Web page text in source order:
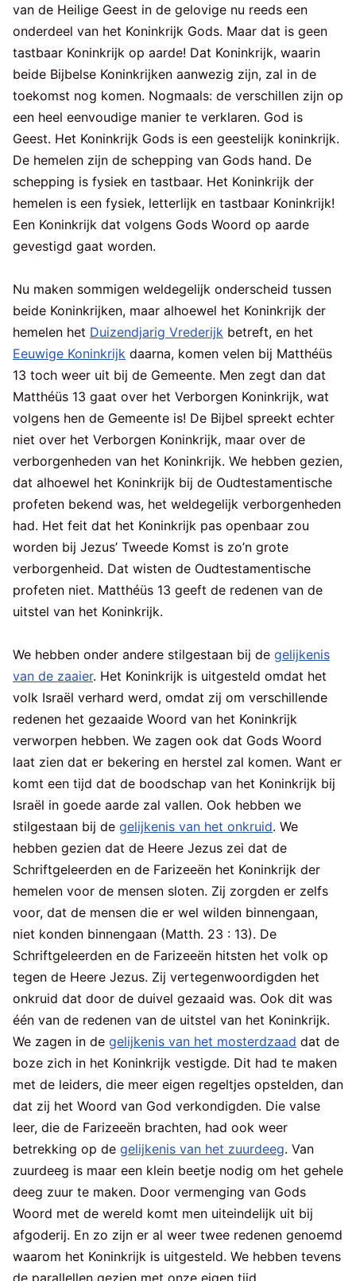
van de Heilige Geest in de gelovige nu reeds een
onderdeel van het Koninkrijk Gods. Maar dat is geen
tastbaar Koninkrijk op aarde! Dat Koninkrijk, waarin
beide Bijbelse Koninkrijken aanwezig zijn, zal in de
toekomst nog komen. Nogmaals: de verschillen zijn op
een heel eenvoudige manier te verklaren. God is
Geest. Het Koninkrijk Gods is een geestelijk koninkrijk.
De hemelen zijn de schepping van Gods hand. De
schepping is fysiek en tastbaar. Het Koninkrijk der
hemelen is een fysiek, letterlijk en tastbaar Koninkrijk!
Een Koninkrijk dat volgens Gods Woord op aarde
gevestigd gaat worden.
Nu maken sommigen weldegelijk onderscheid tussen
beide Koninkrijken, maar alhoewel het Koninkrijk der
hemelen het Duizendjarig Vrederijk betreft, en het
Eeuwige Koninkrijk daarna, komen velen bij Matthéüs
13 toch weer uit bij de Gemeente. Men zegt dan dat
Matthéüs 13 gaat over het Verborgen Koninkrijk, wat
volgens hen de Gemeente is! De Bijbel spreekt echter
niet over het Verborgen Koninkrijk, maar over de
verborgenheden van het Koninkrijk. We hebben gezien,
dat alhoewel het Koninkrijk bij de Oudtestamentische
profeten bekend was, het weldegelijk verborgenheden
had. Het feit dat het Koninkrijk pas openbaar zou
worden bij Jezus’ Tweede Komst is zo’n grote
verborgenheid. Dat wisten de Oudtestamentische
profeten niet. Matthéüs 13 geeft de redenen van de
uitstel van het Koninkrijk.
We hebben onder andere stilgestaan bij de gelijkenis
van de zaaier. Het Koninkrijk is uitgesteld omdat het
volk Israël verhard werd, omdat zij om verschillende
redenen het gezaaide Woord van het Koninkrijk
verworpen hebben. We zagen ook dat Gods Woord
laat zien dat er bekering en herstel zal komen. Want er
komt een tijd dat de boodschap van het Koninkrijk bij
Israël in goede aarde zal vallen. Ook hebben we
stilgestaan bij de gelijkenis van het onkruid. We
hebben gezien dat de Heere Jezus zei dat de
Schriftgeleerden en de Farizeeën het Koninkrijk der
hemelen voor de mensen sloten. Zij zorgden er zelfs
voor, dat de mensen die er wel wilden binnengaan,
niet konden binnengaan (Matth. 23 : 13). De
Schriftgeleerden en de Farizeeën hitsten het volk op
tegen de Heere Jezus. Zij vertegenwoordigden het
onkruid dat door de duivel gezaaid was. Ook dit was
één van de redenen van de uitstel van het Koninkrijk.
We zagen in de gelijkenis van het mosterdzaad dat de
boze zich in het Koninkrijk vestigde. Dit had te maken
met de leiders, die meer eigen regeltjes opstelden, dan
dat zij het Woord van God verkondigden. Die valse
leer, die de Farizeeën brachten, had ook weer
betrekking op de gelijkenis van het zuurdeeg. Van
zuurdeeg is maar een klein beetje nodig om het gehele
deeg zuur te maken. Door vermenging van Gods
Woord met de wereld komt men uiteindelijk uit bij
afgoderij. En zo zijn er al weer twee redenen genoemd
waarom het Koninkrijk is uitgesteld. We hebben tevens
de parallellen gezien met onze eigen tijd.